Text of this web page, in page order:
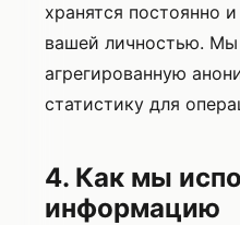
хранятся постоянно
вашей личностью.
агрегированную
статистику для
4. Как мы
информацию